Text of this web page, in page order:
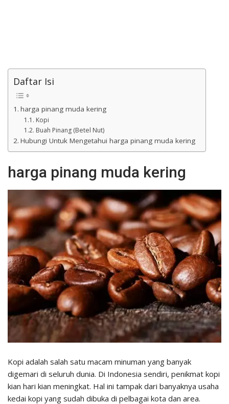
Daftar Isi
harga pinang muda kering
Kopi
Buah Pinang (Betel Nut)
Hubungi Untuk Mengetahui harga pinang muda kering
harga pinang muda kering
Kopi adalah salah satu macam minuman yang banyak
digemari di seluruh dunia. Di Indonesia sendiri, penikmat kopi
kian hari kian meningkat. Hal ini tampak dari banyaknya usaha
kedai kopi yang sudah dibuka di pelbagai kota dan area.